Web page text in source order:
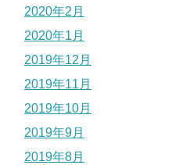
2020年2月
2020年1月
2019年12月
2019年11月
2019年10月
2019年9月
2019年8月